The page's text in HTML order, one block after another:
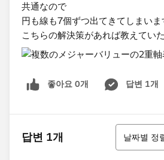
共通なので
円も線も7個ずつ出てきてしまいま
こちらの解決策があれば教えてい
좋아요 0개 답변 1개
답변 1개
정렬
날짜별 정